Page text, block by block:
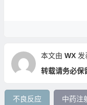
本文由 WX发
转载请务必保
不良反应 中药注